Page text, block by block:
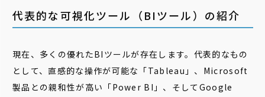
代表的な可視化ツール（BIツール）の紹介
現在、多くの優れたBIツールが存在します。代表的なもの
として、直感的な操作が可能な「Tableau」、Microsoft
製品との親和性が高い「Power BI」、そしてGoogle